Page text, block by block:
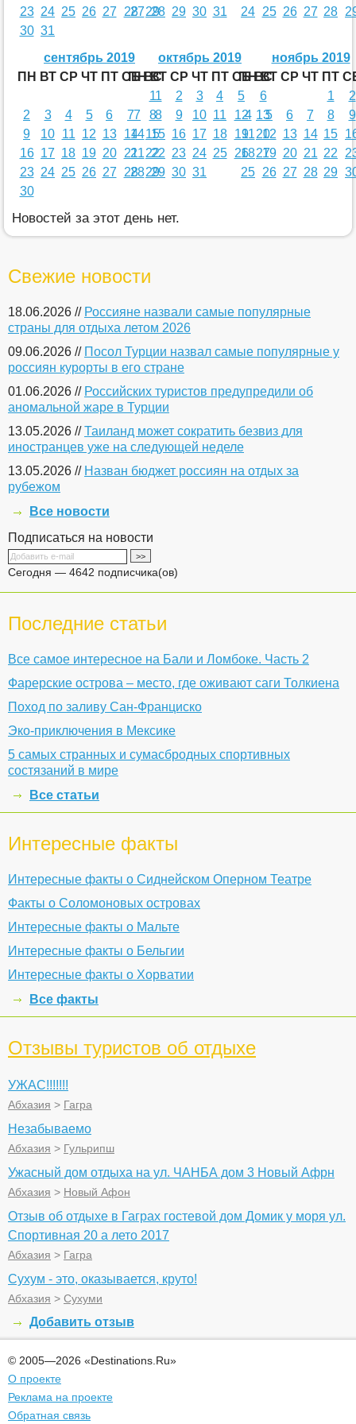
23 24 25 26 27 28
29
30 31
27 28 29 30 31
24 25 26 27 28
сентябрь 2019
ПН ВТ СР ЧТ ПТ СБ ВС
1
2
3 4 5 6 7
8
9
10 11 12 13 14
15
16 17 18 19 20 21
22
23 24 25 26 27 28
29
30
октябрь 2019
ПН ВТ СР ЧТ ПТ СБ ВС
1
2 3 4 5
6
7
8 9 10 11 12
13
14 15 16 17 18 19
20
21 22 23 24 25 26
27
28 29 30 31
ноябрь 2019
ПН ВТ СР ЧТ ПТ
1
2
4
5 6 7 8
9
11 12 13 14 15
18 19 20 21 22
25 26 27 28 29
Новостей за этот день нет.
Свежие новости
18.06.2026 // Россияне назвали самые популярные
страны для отдыха летом 2026
09.06.2026 // Посол Турции назвал самые популярные у
россиян курорты в его стране
01.06.2026 // Российских туристов предупредили об
аномальной жаре в Турции
13.05.2026 //Таиланд может сократить безвиз для
иностранцев уже на следующей неделе
13.05.2026 // Назван бюджет россиян на отдых за
рубежом
Все новости
Подписаться на новости
Сегодня — 4642 подписчика(ов)
Последние статьи
Все самое интересное на Бали и Ломбоке. Часть 2
Фарерские острова – место, где оживают саги Толкиена
Поход по заливу Сан-Франциско
Эко-приключения в Мексике
5 самых странных и сумасбродных спортивных
состязаний в мире
Все статьи
Интересные факты
Интересные факты о Сиднейском Оперном Театре
Факты о Соломоновых островах
Интересные факты о Мальте
Интересные факты о Бельгии
Интересные факты о Хорватии
Все факты
Отзывы туристов об отдыхе
УЖАС!!!!!!!
Абхазия > Гагра
Незабываемо
Абхазия > Гульрипш
Ужасный дом отдыха на ул. ЧАНБА дом 3 Новый Афрн
Абхазия > Новый Афон
Отзыв об отдыхе в Гаграх гостевой дом Домик у моря ул.
Спортивная 20 а лето 2017
Абхазия > Гагра
Сухум - это, оказывается, круто!
Абхазия > Сухуми
Добавить отзыв
© 2005—2026 «Destinations.Ru»
О проекте
Реклама на проекте
Обратная связь